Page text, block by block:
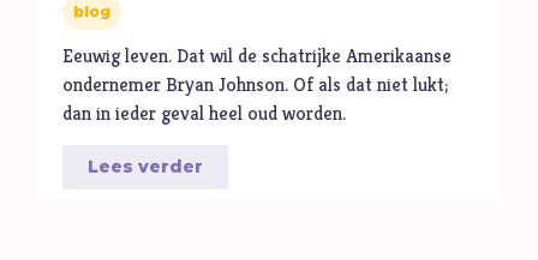
blog
Eeuwig leven. Dat wil de schatrijke Amerikaanse
ondernemer Bryan Johnson. Of als dat niet lukt;
dan in ieder geval heel oud worden.
Lees verder